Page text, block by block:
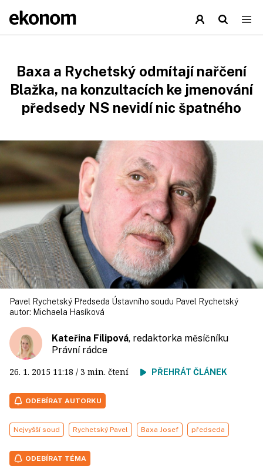
Baxa a Rychetský odmítají nařčení
Blažka, na konzultacích ke jmenování
předsedy NS nevidí nic špatného
Pavel Rychetský Předseda Ústavního soudu Pavel Rychetský
autor: Michaela Hasíková
Kateřina Filipová, redaktorka měsíčníku
Právní rádce
26. 1. 2015 11:18 / 3 min. čtení PŘEHRÁT ČLÁNEK
ODEBÍRAT AUTORKU
Nejvyšší soud Rychetský Pavel Baxa Josef předseda
ODEBÍRAT TÉMA